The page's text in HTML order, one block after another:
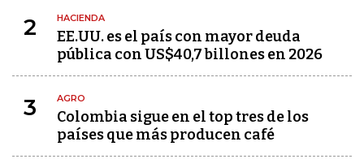
2 HACIENDA
EE.UU. es el país con mayor deuda
pública con US$40,7 billones en 2026
3 AGRO
Colombia sigue en el top tres de los
países que más producen café